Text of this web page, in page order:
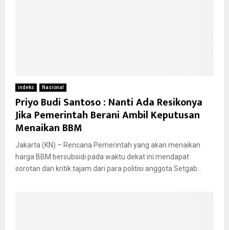
indeks Nasional
Priyo Budi Santoso : Nanti Ada Resikonya
Jika Pemerintah Berani Ambil Keputusan
Menaikan BBM
Jakarta (KN) – Rencana Pemerintah yang akan menaikan
harga BBM bersubsidi pada waktu dekat ini mendapat
sorotan dan kritik tajam dari para politisi anggota Setgab...